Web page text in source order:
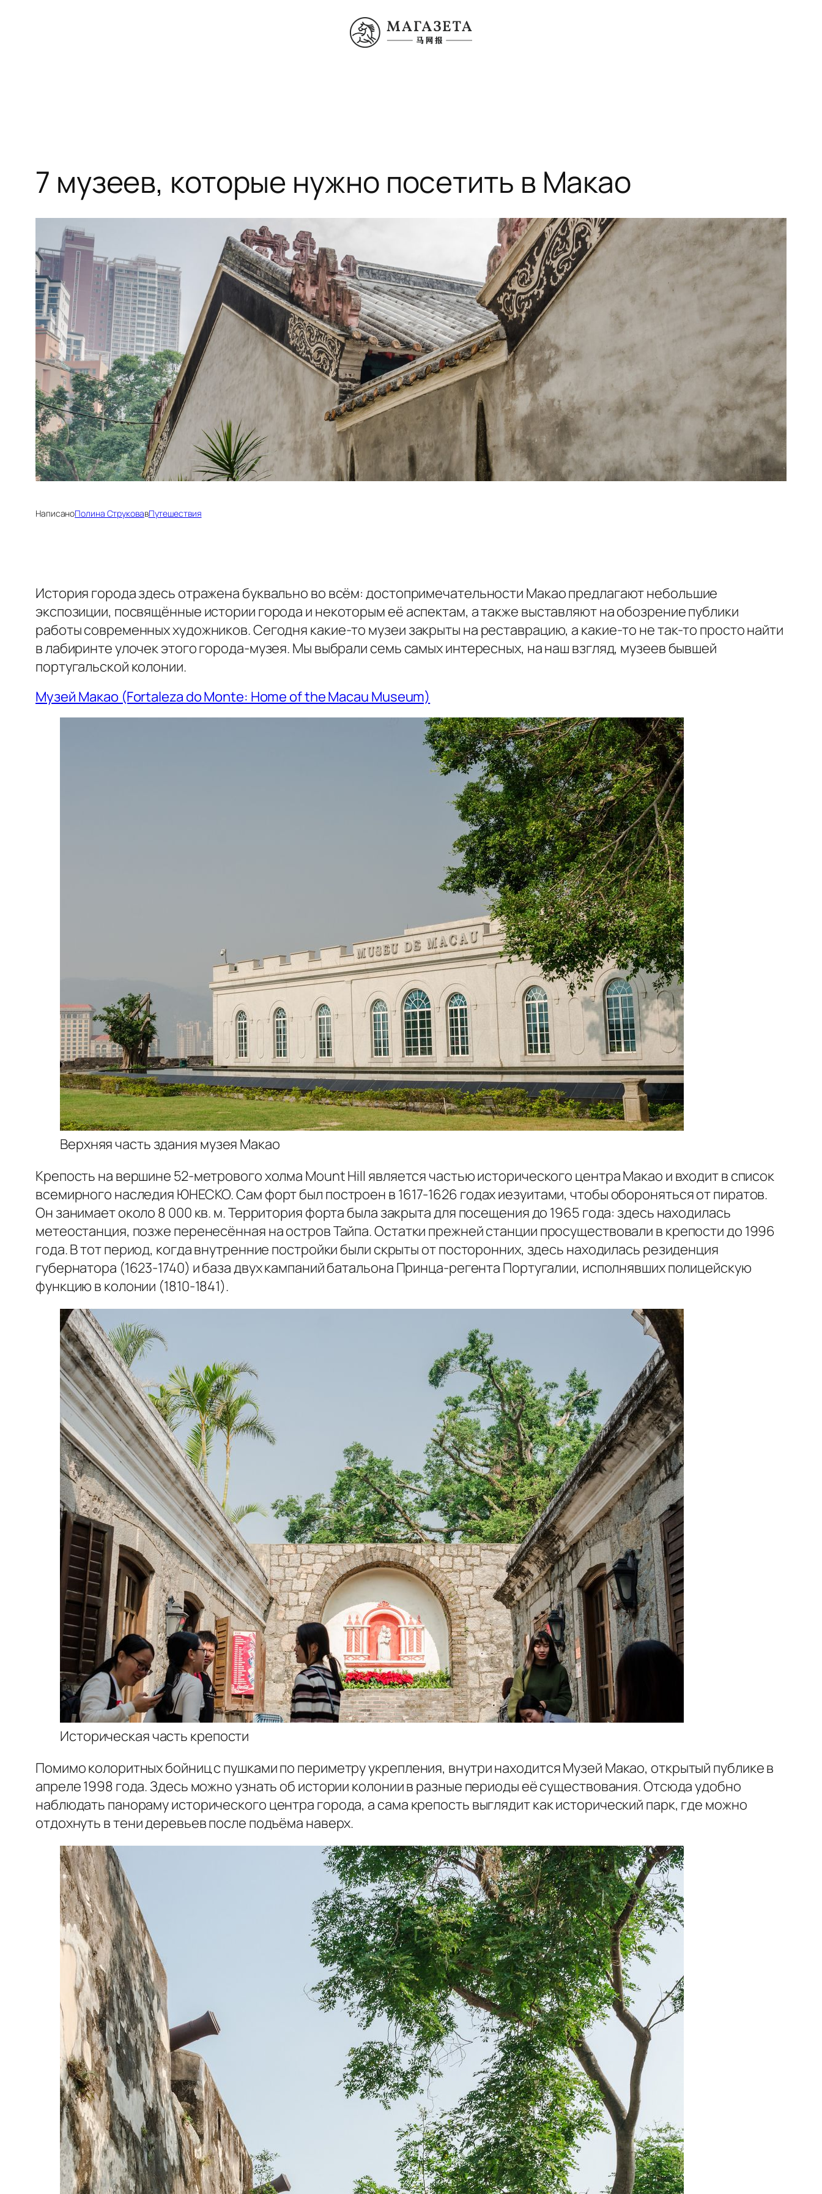
7 музеев, которые нужно посетить в Макао
НаписаноПолина СтруковавПутешествия
История города здесь отражена буквально во всём: достопримечательности Макао предлагают небольшие
экспозиции, посвящённые истории города и некоторым её аспектам, а также выставляют на обозрение публики
работы современных художников. Сегодня какие-то музеи закрыты на реставрацию, а какие-то не так-то просто найти
в лабиринте улочек этого города-музея. Мы выбрали семь самых интересных, на наш взгляд, музеев бывшей
португальской колонии.
Музей Макао (Fortaleza do Monte: Home of the Macau Museum)
Верхняя часть здания музея Макао
Крепость на вершине 52-метрового холма Mount Hill является частью исторического центра Макао и входит в список
всемирного наследия ЮНЕСКО. Сам форт был построен в 1617-1626 годах иезуитами, чтобы обороняться от пиратов.
Он занимает около 8 000 кв. м. Территория форта была закрыта для посещения до 1965 года: здесь находилась
метеостанция, позже перенесённая на остров Тайпа. Остатки прежней станции просуществовали в крепости до 1996
года. В тот период, когда внутренние постройки были скрыты от посторонних, здесь находилась резиденция
губернатора (1623-1740) и база двух кампаний батальона Принца-регента Португалии, исполнявших полицейскую
функцию в колонии (1810-1841).
Историческая часть крепости
Помимо колоритных бойниц с пушками по периметру укрепления, внутри находится Музей Макао, открытый публике в
апреле 1998 года. Здесь можно узнать об истории колонии в разные периоды её существования. Отсюда удобно
наблюдать панораму исторического центра города, а сама крепость выглядит как исторический парк, где можно
отдохнуть в тени деревьев после подъёма наверх.